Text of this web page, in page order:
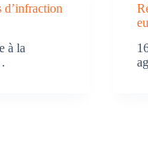
d’infraction
à la